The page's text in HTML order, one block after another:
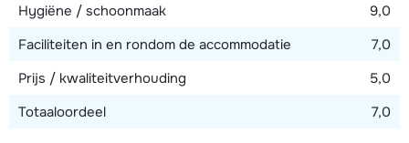
Bekijk kaart
Hygiëne / schoonmaak
9,0
Faciliteiten in en rondom de accommodatie
7,0
Prijs / kwaliteitverhouding
5,0
Totaaloordeel
7,0